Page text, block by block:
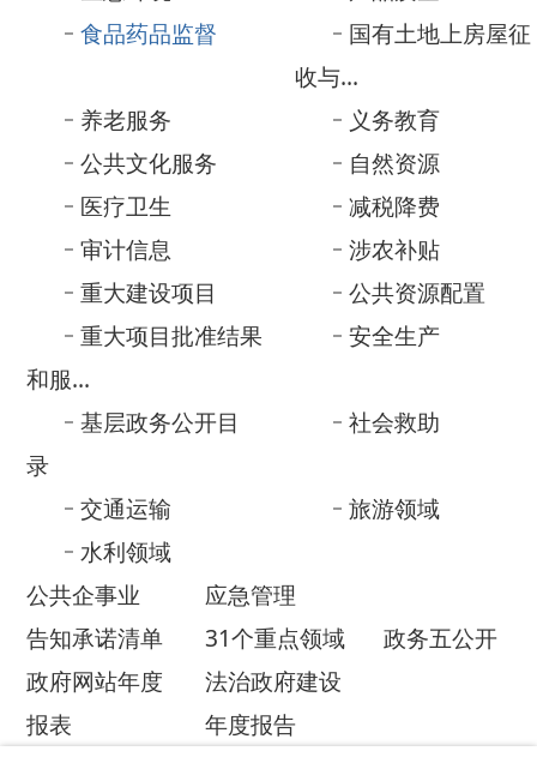
医疗卫生
减税降费
审计信息
涉农补贴
公共资源配置
重大项目批准结果
安全生产
基层政务公开目
社会救助
交通运输 旅游领域
水利领域
公共企事业
应急管理
告知承诺清单
政府网站年度
法治政府建设
年度报告
政府信息公开年报
依 申 请公 开
乡镇街道部门公开
食品药品安全
3万枚免费发放！食安封签正式上线，你的外卖
2026-04-24